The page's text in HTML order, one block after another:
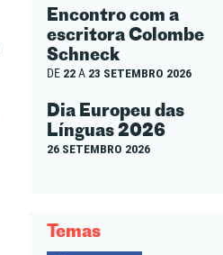
Encontro com a
escritora Colombe
Schneck
DE 22A 23 SETEMBRO 2026
Dia Europeu das
Línguas 2026
26 SETEMBRO 2026
Temas